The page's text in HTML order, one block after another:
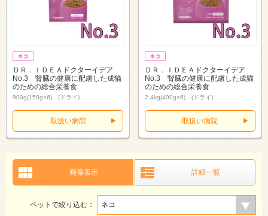
ＤＲ．ＩＤＥＡドクターイデア
No.3 腎臓の健康に配慮した成猫
のための総合栄養食
900g(150g×6) (ドライ)
取扱い病院
ＤＲ．ＩＤＥＡドクターイデア
No.3 腎臓の健康に配慮した成猫
のための総合栄養食
2.4kg(400g×6) (ドライ)
取扱い病院
画像表示 詳細一覧
ペットで絞り込む：